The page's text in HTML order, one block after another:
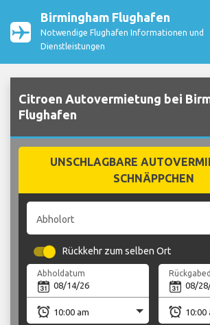
Birmingham Flughafen
Notwendige Flughafen Informationen und
Dienstleistungen
Citroen Autovermietung bei
Flughafen
UNSCHLAGBARE
SCHNÄPPCHEN
Abholort
Rückkehr zum selben Ort
Abholdatum